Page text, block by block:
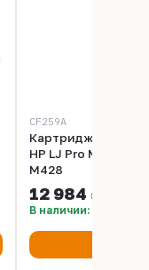
CF259A
Картридж HP
HP LJ Pro M304,
M428
12 984 ₽
В наличии: 6 шт